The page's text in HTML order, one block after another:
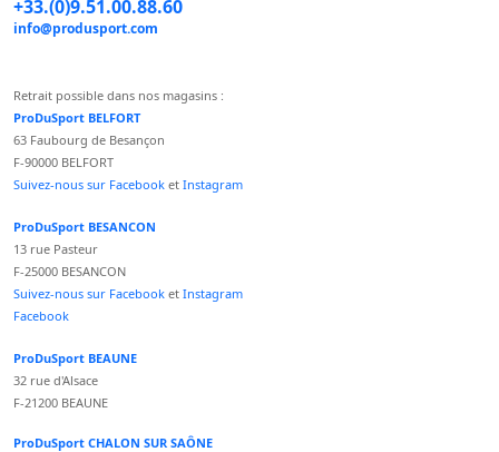
+33.(0)9.51.00.88.60
info@produsport.com
Retrait possible dans nos magasins :
ProDuSport BELFORT
63 Faubourg de Besançon
F-90000 BELFORT
Suivez-nous sur Facebook et Instagram
ProDuSport BESANCON
13 rue Pasteur
F-25000 BESANCON
Suivez-nous sur Facebook et Instagram
Facebook
ProDuSport BEAUNE
32 rue d'Alsace
F-21200 BEAUNE
ProDuSport CHALON SUR SAÔNE